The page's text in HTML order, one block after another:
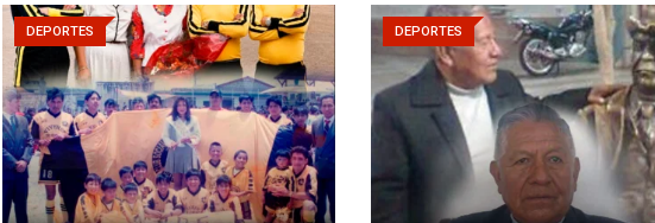
DEPORTES DEPORTES